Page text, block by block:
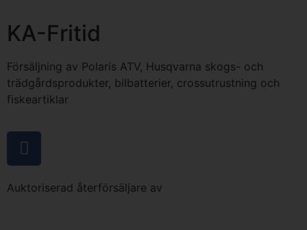
KA-Fritid
Försäljning av Polaris ATV, Husqvarna skogs- och
trädgårdsprodukter, bilbatterier, crossutrustning och
fiskeartiklar
Auktoriserad återförsäljare av